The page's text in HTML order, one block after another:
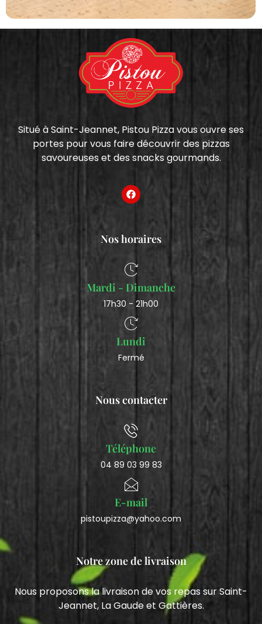
Situé à Saint-Jeannet, Pistou Pizza vous ouvre ses
portes pour vous faire découvrir des pizzas
savoureuses et des snacks gourmands.
Nos horaires
Mardi - Dimanche
17h30 - 21h00
Lundi
Fermé
Nous contacter
Téléphone
04 89 03 99 83
E-mail
pistoupizza@yahoo.com
Notre zone de livraison
Nous proposons la livraison de vos repas sur Saint-
Jeannet, La Gaude et Gattières.